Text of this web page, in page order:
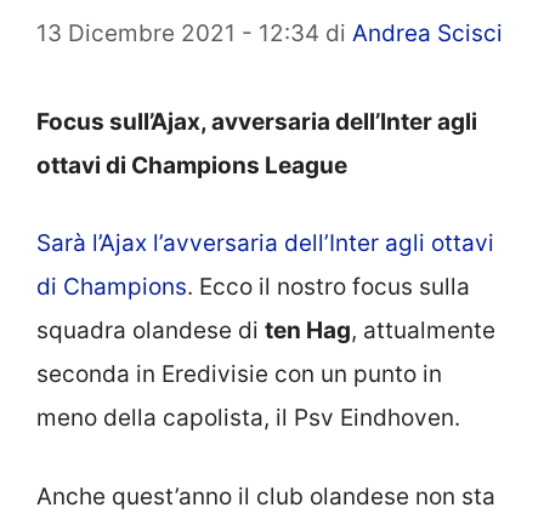
13 Dicembre 2021 - 12:34 di Andrea Scisci
Focus sull’Ajax, avversaria dell’Inter agli
ottavi di Champions League
Sarà l’Ajax l’avversaria dell’Inter agli ottavi
di Champions. Ecco il nostro focus sulla
squadra olandese di ten Hag, attualmente
seconda in Eredivisie con un punto in
meno della capolista, il Psv Eindhoven.
Anche quest’anno il club olandese non sta